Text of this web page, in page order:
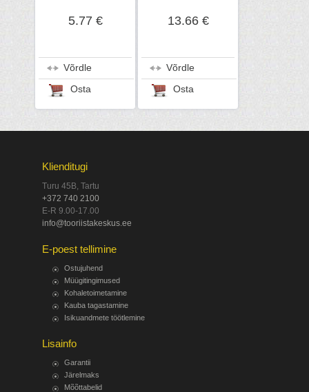
5.77 €
Võrdle
Osta
13.66 €
Võrdle
Osta
Klienditugi
Turu 45B, Tartu
+372 740 2100
E-R 9.00-17.00
info@tooriistakeskus.ee
E-poest tellimine
Ostujuhend
Müügitingimused
Kohaletoimetamine
Kauba tagastamine
Isikuandmete töötlemine
Lisainfo
Garantii
Järelmaks
Mõõttabelid